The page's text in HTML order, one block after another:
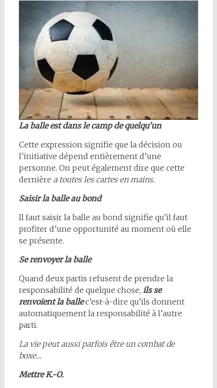
La balle est dans le camp de quelqu’un
Cette expression signifie que la décision ou
l’initiative dépend entièrement d’une
personne. On peut également dire que cette
dernière a toutes les cartes en mains.
Saisir la balle au bond
Il faut saisir la balle au bond signifie qu’il faut
profiter d’une opportunité au moment où elle
se présente.
Se renvoyer la balle
Quand deux partis refusent de prendre la
responsabilité de quelque chose, ils se
renvoient la ballec’est-à-dire qu’ils donnent
automatiquement la responsabilité à l’autre
parti.
La vie peut aussi parfois être un combat de
boxe…
Mettre K.-O.